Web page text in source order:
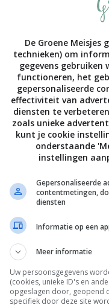
voor de vegan lifestyle,
zouden willen vervelen,
zijn dat er dieren geboren
een plukgans duurt
De Groene Meisjes
technieken) om
gegevens gebruiken
functioneren, het
gepersonaliseerde
effectiviteit van
diensten te
zoals unieke
kunt je cookie
onderstaande
instellingen
Gepersonaliseerde
contentmetingen,
diensten
Informatie op een
Meer informatie
Uw persoonsgegevens
(cookies, unieke ID's en
opgeslagen door, geopend
specifiek door deze site